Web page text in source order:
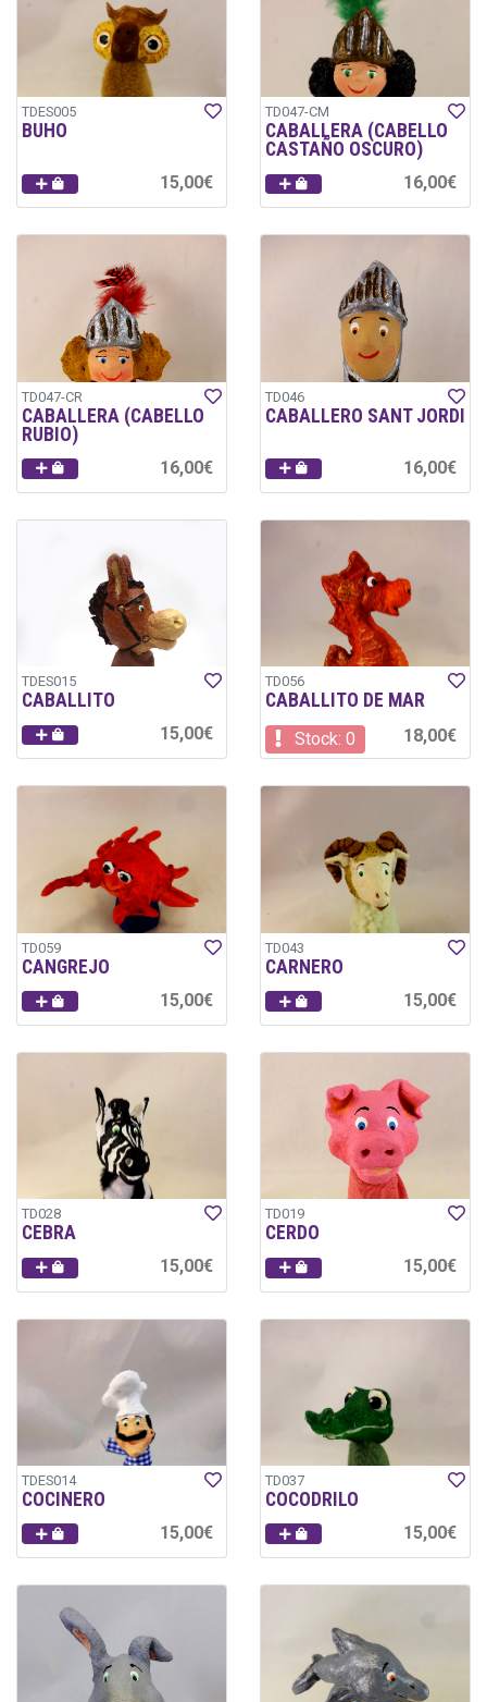
TDES005
BUHO
15,00€
TD047-CM
CABALLERA (CABELLO
CASTAÑO OSCURO)
16,00€
TD047-CR
CABALLERA (CABELLO
RUBIO)
16,00€
TD046
CABALLERO SANT JORDI
16,00€
TDES015
CABALLITO
15,00€
TD056
CABALLITO DE MAR
Stock: 0 18,00€
TD059
CANGREJO
15,00€
TD043
CARNERO
15,00€
TD028
CEBRA
15,00€
TD019
CERDO
15,00€
TDES014
COCINERO
15,00€
TD037
COCODRILO
15,00€